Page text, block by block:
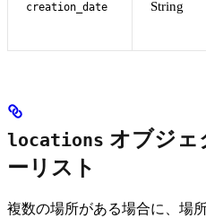
creation_date String
locations オブジェ
ーリスト
複数の場所がある場合に、場